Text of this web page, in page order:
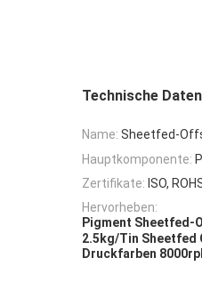
Technische Daten
Name: Sheetfed-
Hauptkomponente:
Zertifikate: ISO,
Hervorheben:
Pigment
2.5kg/Tin
Druckfarben